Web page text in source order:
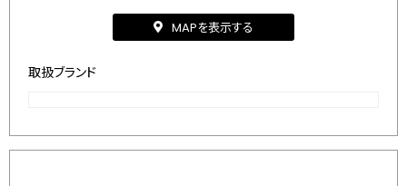
MAPを表示する
取扱ブランド